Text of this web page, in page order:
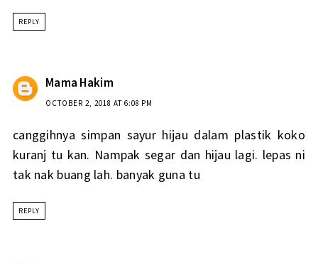
REPLY
Mama Hakim
OCTOBER 2, 2018 AT 6:08 PM
canggihnya simpan sayur hijau dalam plastik koko
kuranj tu kan. Nampak segar dan hijau lagi. lepas ni
tak nak buang lah. banyak guna tu
REPLY